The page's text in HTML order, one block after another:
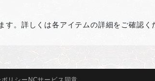
。詳しくは各アイテムの詳細をご確認く